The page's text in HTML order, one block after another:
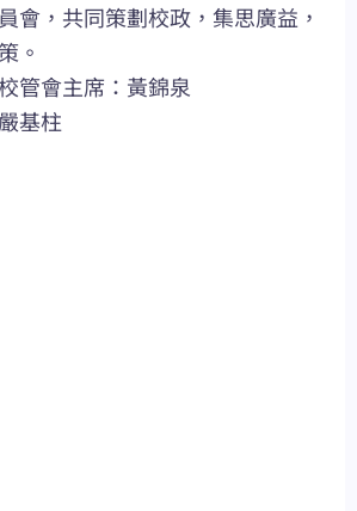
會，共同策劃校政，集思廣益，
。
管會主席：黃錦泉
基柱